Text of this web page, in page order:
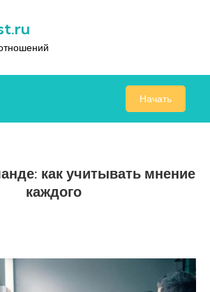
Начать
как учитывать мнение
каждого